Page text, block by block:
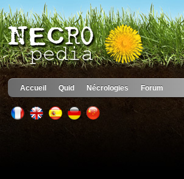
Accueil Quid Nécrologies Forum